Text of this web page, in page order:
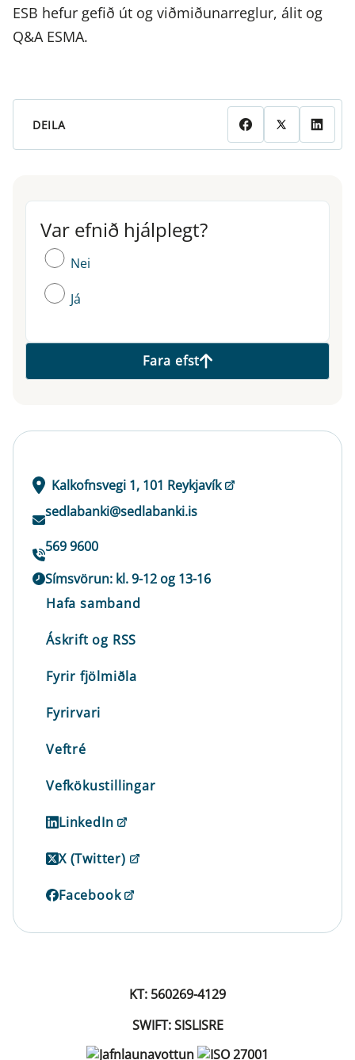
ESB hefur gefið út og viðmiðunarreglur, álit og
Q&A ESMA.
DEILA
Var efnið hjálplegt?
Var efnið hjálplegt?
Nei
Já
Fara efst
Kalkofnsvegi 1, 101 Reykjavík
sedlabanki@sedlabanki.is
569 9600
Símsvörun: kl. 9-12 og 13-16
Hafa samband
Áskrift og RSS
Fyrir fjölmiðla
Fyrirvari
Veftré
Vefkökustillingar
LinkedIn
X (Twitter)
Facebook
KT: 560269-4129
SWIFT: SISLISRE